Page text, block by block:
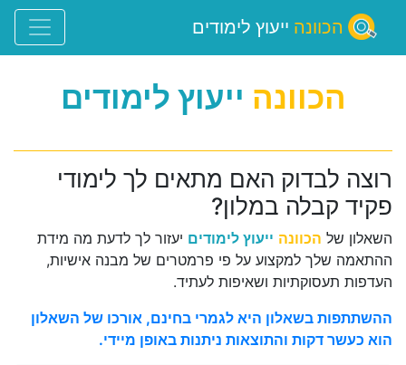
הכוונה ייעוץ לימודים
הכוונה ייעוץ לימודים
רוצה לבדוק האם מתאים לך לימודי
פקיד קבלה במלון?
השאלון של הכוונה ייעוץ לימודים יעזור לך לדעת מה מידת
ההתאמה שלך למקצוע על פי פרמטרים של מבנה אישיות,
העדפות תעסוקתיות ושאיפות לעתיד.
ההשתתפות בשאלון היא לגמרי בחינם, אורכו של השאלון
הוא כעשר דקות והתוצאות ניתנות באופן מיידי.